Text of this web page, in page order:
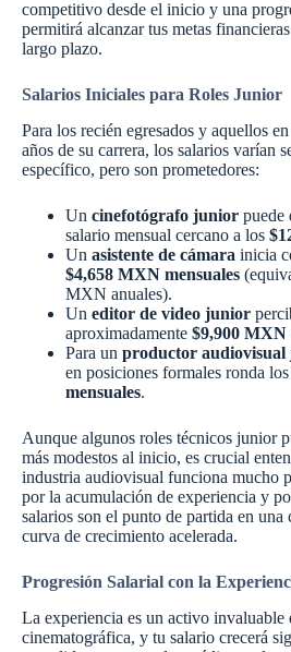
competitivo desde el inicio y una
permitirá alcanzar tus metas
largo plazo.
Salarios Iniciales para Roles Junior
Para los recién egresados y aquellos
años de su carrera, los salarios varían
específico, pero son prometedores:
Un cinefotógrafo junior puede
salario mensual cercano a los
Un asistente de cámara inicia
$4,658 MXN mensuales
MXN anuales).
Un editor de video junior
aproximadamente $9,900 MXN
Para un productor
en posiciones formales ronda los
mensuales.
Aunque algunos roles técnicos junior
más modestos al inicio, es crucial
industria audiovisual funciona mucho
por la acumulación de experiencia y
salarios son el punto de partida en una
curva de crecimiento acelerada.
Progresión Salarial con la
La experiencia es un activo invaluable
cinematográfica, y tu salario crecerá